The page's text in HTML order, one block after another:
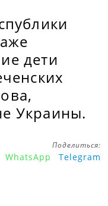
дети
Украины.
Поделиться:
WhatsApp Telegram